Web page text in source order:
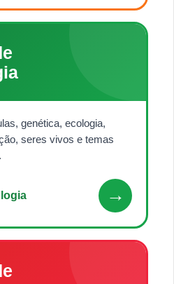
genética, ecologia,
seres vivos e temas
→